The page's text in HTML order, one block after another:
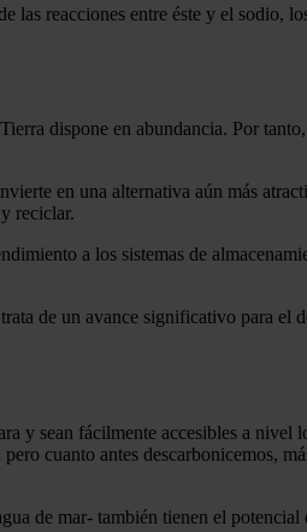
reacciones entre éste y el sodio,
dispone en abundancia. Por
en una alternativa aún más
reciclar.
a los sistemas de
de un avance significativo para el
y sean fácilmente accesibles a nivel
cuanto antes descarbonicemos,
de mar- también tienen el